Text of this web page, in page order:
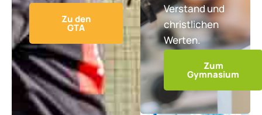
Zu den
GTA
Verstand und
christlichen
Werten.
Zum
Gymnasium